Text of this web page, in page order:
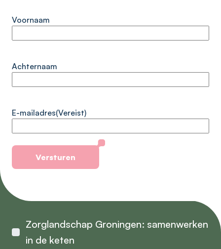
Voornaam
Achternaam
E-mailadres(Vereist)
Versturen
Zorglandschap Groningen: samenwerken
in de keten